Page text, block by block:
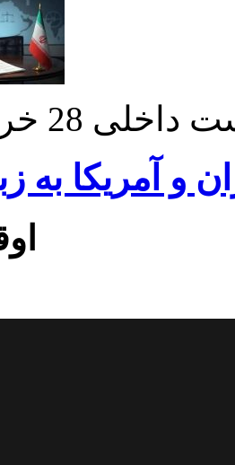
داخلی 28 خرداد 1405
و آمریکا به